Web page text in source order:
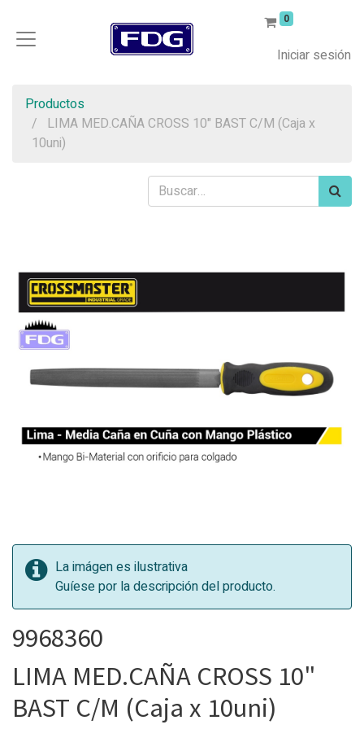
0
Iniciar sesión
Productos
LIMA MED.CAÑA CROSS 10" BAST C/M (Caja x
10uni)
La imágen es ilustrativa
Guíese por la descripción del producto.
9968360
LIMA MED.CAÑA CROSS 10"
BAST C/M (Caja x 10uni)